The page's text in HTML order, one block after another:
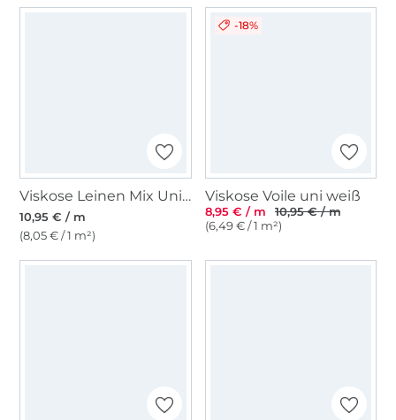
Viskose Leinen Mix Uni, graugrün
10,95 € / m
(8,05 € / 1 m²)
-18%
Viskose Voile uni weiß
8,95 € / m
10,95 € / m
(6,49 € / 1 m²)